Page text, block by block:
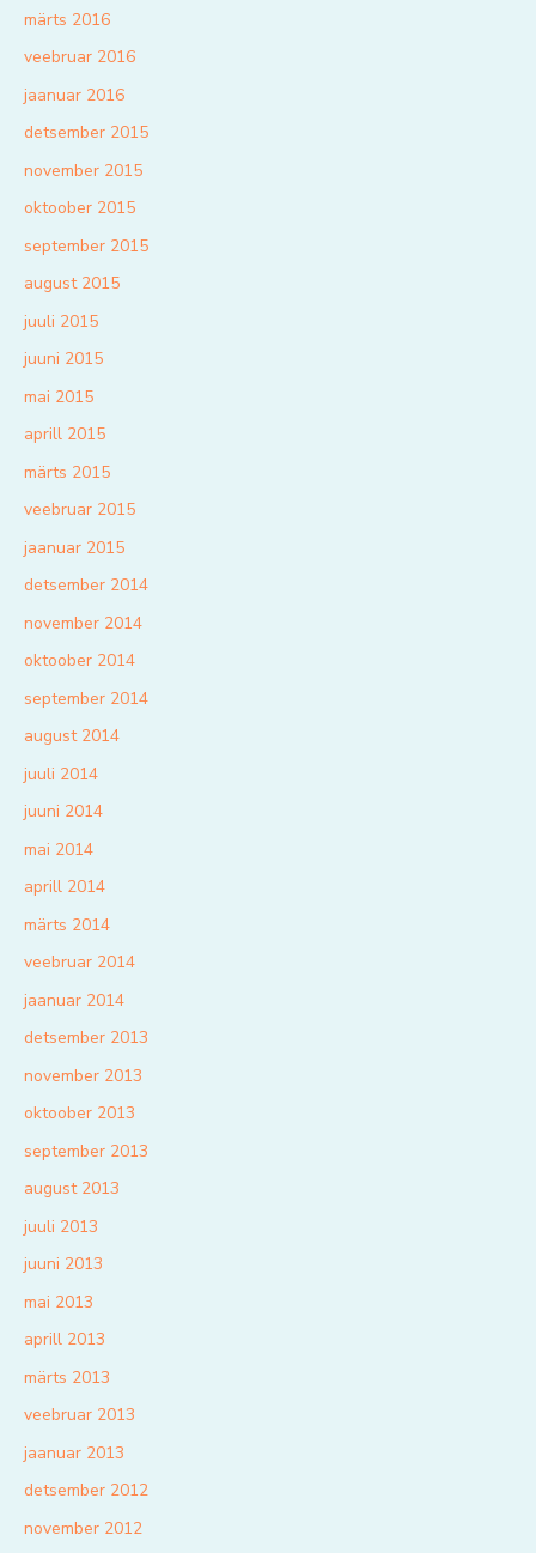
märts 2016
veebruar 2016
jaanuar 2016
detsember 2015
november 2015
oktoober 2015
september 2015
august 2015
juuli 2015
juuni 2015
mai 2015
aprill 2015
märts 2015
veebruar 2015
jaanuar 2015
detsember 2014
november 2014
oktoober 2014
september 2014
august 2014
juuli 2014
juuni 2014
mai 2014
aprill 2014
märts 2014
veebruar 2014
jaanuar 2014
detsember 2013
november 2013
oktoober 2013
september 2013
august 2013
juuli 2013
juuni 2013
mai 2013
aprill 2013
märts 2013
veebruar 2013
jaanuar 2013
detsember 2012
november 2012